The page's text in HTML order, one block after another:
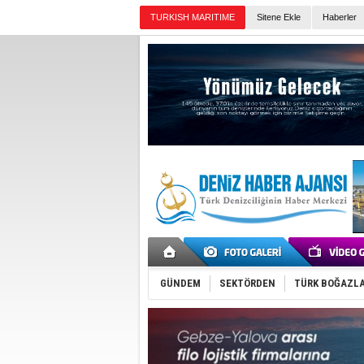
Sitene Ekle Haberler
GÜNDEM SEKTÖRDEN TÜRK